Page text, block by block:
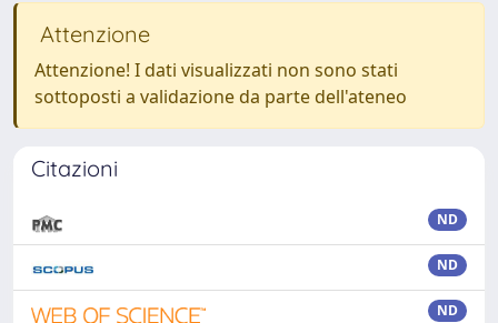
Attenzione
Attenzione! I dati visualizzati non sono stati
sottoposti a validazione da parte dell'ateneo
Citazioni
ND
ND
ND